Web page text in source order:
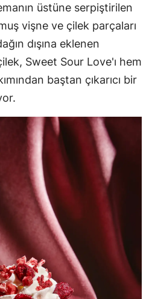
üstüne serpiştirilen
vişne ve çilek parçaları
dışına eklenen
Sweet Sour Love'ı hem
baştan çıkarıcı bir